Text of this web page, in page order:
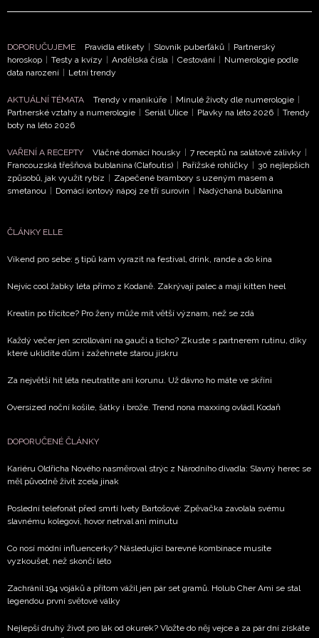
DOPORUČUJEME Pravidla etikety | Slovník puberťáků | Partnerský
horoskop | Testy a kvízy | Andělská čísla | Cestování | Numerologie podle
data narození | Letní trendy
AKTUÁLNÍ TÉMATA Trendy v manikúře | Minulé životy dle numerologie |
Partnerské vztahy a numerologie | Seriál Ulice | Plavky na léto 2026 | Trendy
boty na léto 2026
VAŘENÍ A RECEPTY Vláčné domácí housky | 7 receptů na salátové zálivky |
Francouzská třešňová bublanina (Clafoutis) | Pařížské rohlíčky | 30 nejlepších
způsobů, jak využít rybíz | Zapečené brambory s uzeným masem a
smetanou | Domácí iontový nápoj ze tří surovin | Nadýchaná bublanina
ČLÁNKY ELLE
Víkend pro sebe: 5 tipů kam vyrazit na festival, drink, rande a do kina
Nejvíc cool žabky léta přímo z Kodaně. Zakrývají palec a mají kitten heel
Kreatin po třicítce? Pro ženy může mít větší význam, než se zdá
Každý večer jen scrollování na gauči a ticho? Zkuste s partnerem rutinu, díky
které uklidíte dům i zažehnete starou jiskru
Za největší hit léta neutratíte ani korunu. Už dávno ho máte ve skříni
Oversized noční košile, šátky i brože. Trend nona maxxing ovládl Kodaň
DOPORUČENÉ ČLÁNKY
Kariéru Oldřicha Nového nasměroval strýc z Národního divadla: Slavný herec se
měl původně živit zcela jinak
Poslední telefonát před smrtí Ivety Bartošové: Zpěvačka zavolala svému
slavnému kolegovi, hovor netrval ani minutu
Co nosí módní influencerky? Následující barevné kombinace musíte
vyzkoušet, než skončí léto
Zachránil 194 vojáků a přitom vážil jen pár set gramů. Holub Cher Ami se stal
legendou první světové války
Nejlepší druhý život pro lák od okurek? Vložte do něj vejce a za pár dní získáte